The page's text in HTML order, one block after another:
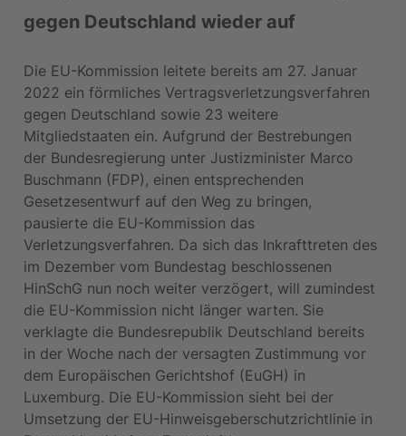
gegen Deutschland wieder auf
Die EU-Kommission leitete bereits am 27. Januar
2022 ein förmliches Vertragsverletzungsverfahren
gegen Deutschland sowie 23 weitere
Mitgliedstaaten ein. Aufgrund der Bestrebungen
der Bundesregierung unter Justizminister Marco
Buschmann (FDP), einen entsprechenden
Gesetzesentwurf auf den Weg zu bringen,
pausierte die EU-Kommission das
Verletzungsverfahren. Da sich das Inkrafttreten des
im Dezember vom Bundestag beschlossenen
HinSchG nun noch weiter verzögert, will zumindest
die EU-Kommission nicht länger warten. Sie
verklagte die Bundesrepublik Deutschland bereits
in der Woche nach der versagten Zustimmung vor
dem Europäischen Gerichtshof (EuGH) in
Luxemburg. Die EU-Kommission sieht bei der
Umsetzung der EU-Hinweisgeberschutzrichtlinie in